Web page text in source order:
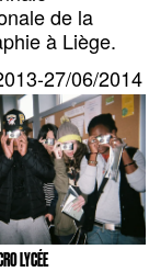
de la
à Liège.
BE
27/06/
LYCÉE